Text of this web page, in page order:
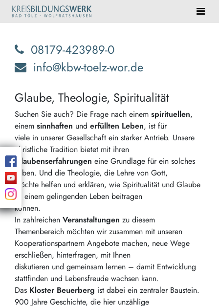
08179-423989-0
info@kbw-toelz-wor.de
Glaube, Theologie, Spiritualität
Suchen Sie auch? Die Frage nach einem spirituellen,
einem sinnhaften und erfüllten Leben, ist für
viele in unserer Gesellschaft ein starker Antrieb. Unsere
christliche Tradition bietet mit ihren
Glaubenserfahrungen eine Grundlage für ein solches
Leben. Und die Theologie, die Lehre von Gott,
möchte helfen und erklären, wie Spiritualität und Glaube
zu einem gelingenden Leben beitragen
können.
In zahlreichen Veranstaltungen zu diesem
Themenbereich möchten wir zusammen mit unseren
Kooperationspartnern Angebote machen, neue Wege
erschließen, hinterfragen, mit Ihnen
diskutieren und gemeinsam lernen – damit Entwicklung
stattfinden und Lebensfreude wachsen kann.
Das Kloster Beuerberg ist dabei ein zentraler Baustein.
900 Jahre Geschichte, die hier unzählige